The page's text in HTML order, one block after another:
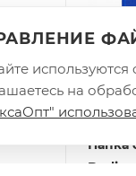
Папка
на